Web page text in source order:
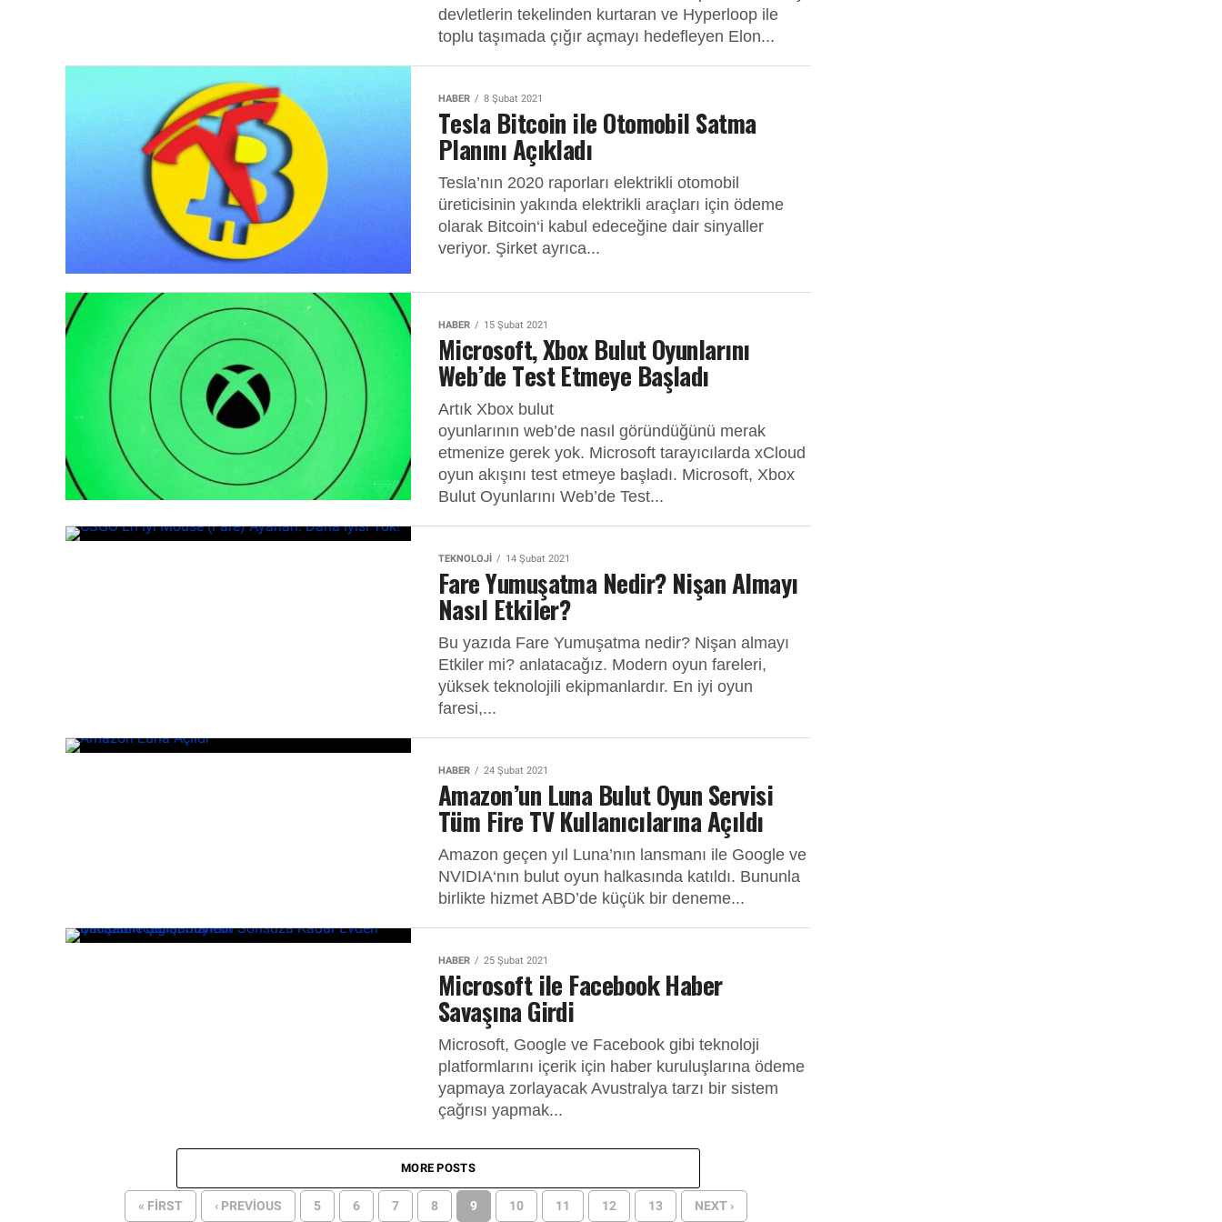
devletlerin tekelinden kurtaran ve Hyperloop ile
toplu taşımada çığır açmayı hedefleyen Elon...
HABER 8 Şubat 2021
Tesla Bitcoin ile Otomobil Satma
Planını Açıkladı
Tesla’nın 2020 raporları elektrikli otomobil
üreticisinin yakında elektrikli araçları için ödeme
olarak Bitcoin‘i kabul edeceğine dair sinyaller
veriyor. Şirket ayrıca...
HABER 15 Şubat 2021
Microsoft, Xbox Bulut Oyunlarını
Web’de Test Etmeye Başladı
Artık Xbox bulut
oyunlarının web’de nasıl göründüğünü merak
etmenize gerek yok. Microsoft tarayıcılarda xCloud
oyun akışını test etmeye başladı. Microsoft, Xbox
Bulut Oyunlarını Web’de Test...
TEKNOLOJI 14 Şubat 2021
Fare Yumuşatma Nedir? Nişan Almayı
Nasıl Etkiler?
Bu yazıda Fare Yumuşatma nedir? Nişan almayı
Etkiler mi? anlatacağız. Modern oyun fareleri,
yüksek teknolojili ekipmanlardır. En iyi oyun
faresi,...
HABER 24 Şubat 2021
Amazon’un Luna Bulut Oyun Servisi
Tüm Fire TV Kullanıcılarına Açıldı
Amazon geçen yıl Luna’nın lansmanı ile Google ve
NVIDIA‘nın bulut oyun halkasında katıldı. Bununla
birlikte hizmet ABD’de küçük bir deneme...
HABER 25 Şubat 2021
Microsoft ile Facebook Haber
Savaşına Girdi
Microsoft, Google ve Facebook gibi teknoloji
platformlarını içerik için haber kuruluşlarına ödeme
yapmaya zorlayacak Avustralya tarzı bir sistem
çağrısı yapmak...
MORE POSTS
« FIRST ‹ PREVIOUS 5 6 7 8 9 10 11 12 13 NEXT ›